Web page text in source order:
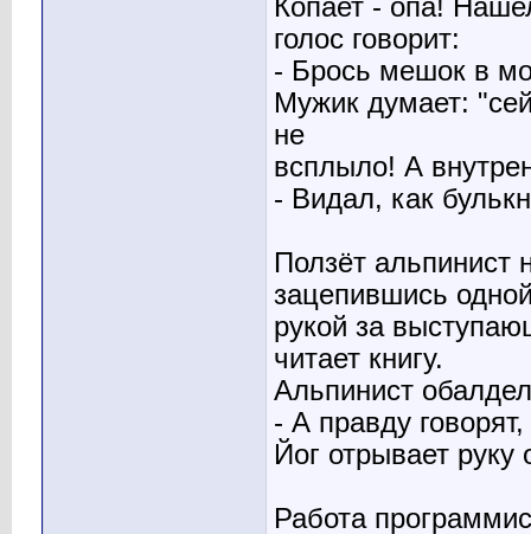
Копает - опа!
голос говорит:
- Брось мешок в
Мужик думает:
не
всплыло! А
- Видал, как
Ползёт альпинист
зацепившись
рукой за
читает книгу.
Альпинист
- А правду
Йог отрывает
Работа